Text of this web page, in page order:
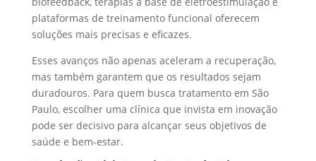
plataformas de treinamento funcional oferecem
soluções mais precisas e eficazes.
Esses avanços não apenas aceleram a recuperação,
mas também garantem que os resultados sejam
duradouros. Para quem busca tratamento em São
Paulo, escolher uma clínica que invista em inovação
pode ser decisivo para alcançar seus objetivos de
saúde e bem-estar.